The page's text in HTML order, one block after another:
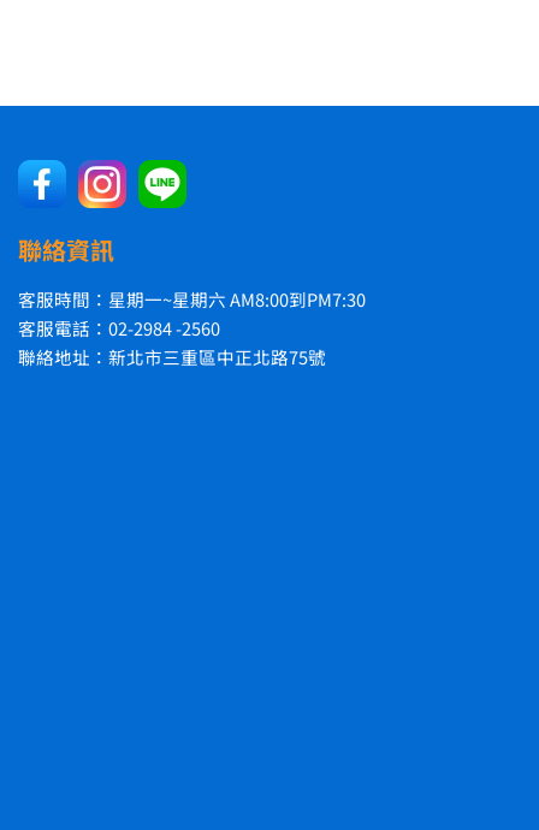
聯絡資訊
客服時間：星期一~星期六 AM8:00到PM7:30
客服電話：02-2984 -2560
聯絡地址：新北市三重區中正北路75號